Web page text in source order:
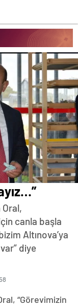
Oral,
canla başla
Altınova’ya
diye
“Görevimizin